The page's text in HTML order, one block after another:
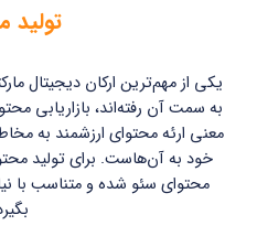
تولید
یکی از مهم‌ترین ارکان دیجیتال
به سمت آن رفته‌اند، بازاریابی
معنی ارئه محتوای ارزشمند به
خود به آن‌هاست. برای تولید
محتوای سئو شده و متناسب با